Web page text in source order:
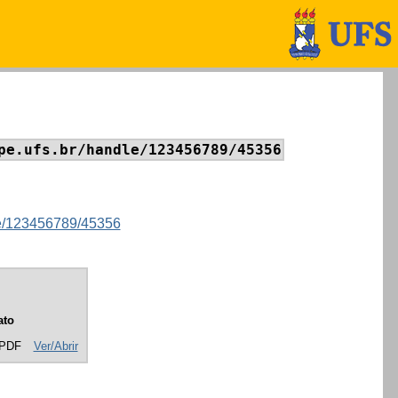
handle/123456789/45356
123456789/45356
Ver/Abrir